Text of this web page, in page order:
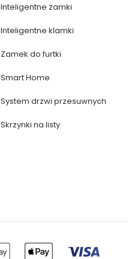
Inteligentne zamki
Inteligentne klamki
Zamek do furtki
Smart Home
System drzwi przesuwnych
Skrzynki na listy